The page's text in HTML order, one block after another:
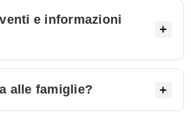
e informazioni
alle famiglie?